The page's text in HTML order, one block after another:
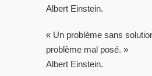
Albert Einstein.
« Un problème sans
problème mal posé. »
Albert Einstein.